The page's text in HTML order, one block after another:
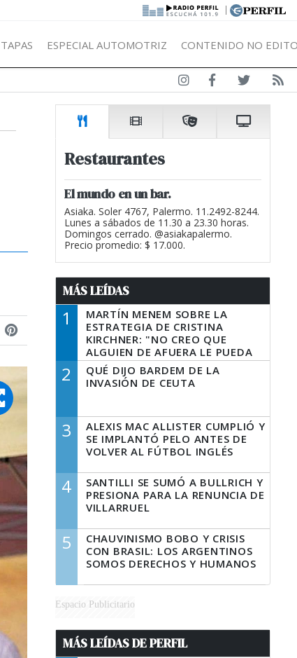
|
TAPAS ESPECIAL AUTOMOTRIZ CONTENIDO NO
Restaurantes
El mundo en un bar.
Asiaka. Soler 4767, Palermo. 11.2492-8244.
Lunes a sábados de 11.30 a 23.30 horas.
Domingos cerrado. @asiakapalermo.
Precio promedio: $ 17.000.
MÁS LEÍDAS
1
MARTÍN MENEM SOBRE LA
ESTRATEGIA DE CRISTINA
KIRCHNER: "NO CREO QUE
ALGUIEN DE AFUERA LE PUEDA
DECIR A LA JUSTICIA LO QUE
TIENE QUE HACER"
2
QUÉ DIJO BARDEM DE LA
INVASIÓN DE CEUTA
3
ALEXIS MAC ALLISTER CUMPLIÓ Y
SE IMPLANTÓ PELO ANTES DE
VOLVER AL FÚTBOL INGLÉS
4
SANTILLI SE SUMÓ A BULLRICH Y
PRESIONA PARA LA RENUNCIA DE
VILLARRUEL
5
CHAUVINISMO BOBO Y CRISIS
CON BRASIL: LOS ARGENTINOS
SOMOS DERECHOS Y HUMANOS
Espacio Publicitario
MÁS LEÍDAS DE PERFIL